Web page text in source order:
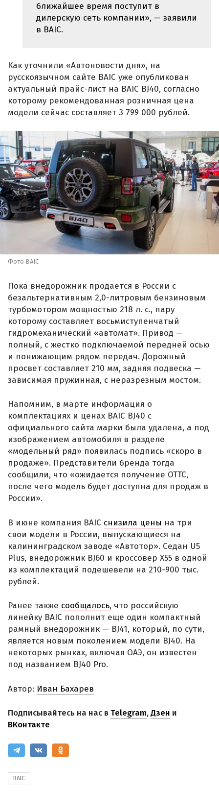
ближайшее время поступит в
дилерскую сеть компании», — заявили
в BAIC.
Как уточнили «Автоновости дня», на
русскоязычном сайте BAIC уже опубликован
актуальный прайс-лист на BAIC BJ40, согласно
которому рекомендованная розничная цена
модели сейчас составляет 3 799 000 рублей.
Фото BAIC
Пока внедорожник продается в России с
безальтернативным 2,0-литровым бензиновым
турбомотором мощностью 218 л. с., пару
которому составляет восьмиступенчатый
гидромеханический «автомат». Привод —
полный, с жестко подключаемой передней осью
и понижающим рядом передач. Дорожный
просвет составляет 210 мм, задняя подвеска —
зависимая пружинная, с неразрезным мостом.
Напомним, в марте информация о
комплектациях и ценах BAIC BJ40 с
официального сайта марки была удалена, а под
изображением автомобиля в разделе
«модельный ряд» появилась подпись «скоро в
продаже». Представители бренда тогда
сообщили, что «ожидается получение ОТТС,
после чего модель будет доступна для продаж в
России».
В июне компания BAIC снизила цены на три
свои модели в России, выпускающиеся на
калининградском заводе «Автотор». Седан U5
Plus, внедорожник BJ60 и кроссовер X55 в одной
из комплектаций подешевели на 210-900 тыс.
рублей.
Ранее также сообщалось, что российскую
линейку BAIC пополнит еще один компактный
рамный внедорожник — BJ41, который, по сути,
является новым поколением модели BJ40. На
некоторых рынках, включая ОАЭ, он известен
под названием BJ40 Pro.
Автор: Иван Бахарев
Подписывайтесь на нас в Telegram,Дзен и
ВКонтакте
BAIC